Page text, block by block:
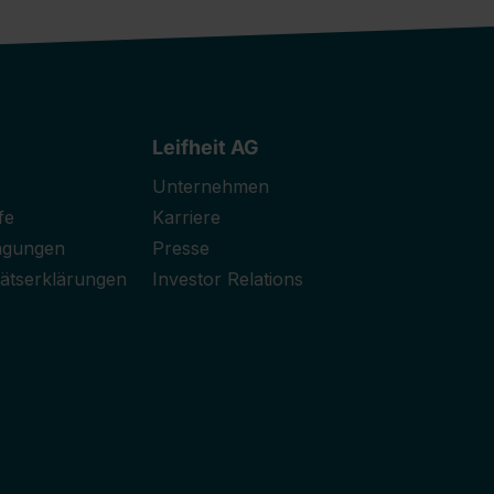
Leifheit AG
Unternehmen
Karriere
Presse
Investor Relations